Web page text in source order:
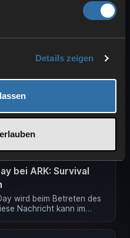
Details zeigen
hinzufügen Steam starten
Server klicken Klicke
Server ändern
werden. Im Basic-Mode
bei ARK: Survival
wird beim Betreten des
Nachricht kann im